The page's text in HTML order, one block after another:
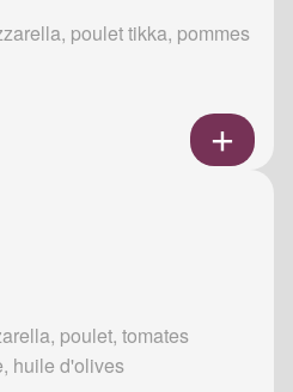
poulet tikka, pommes
poulet, tomates
huile d'olives